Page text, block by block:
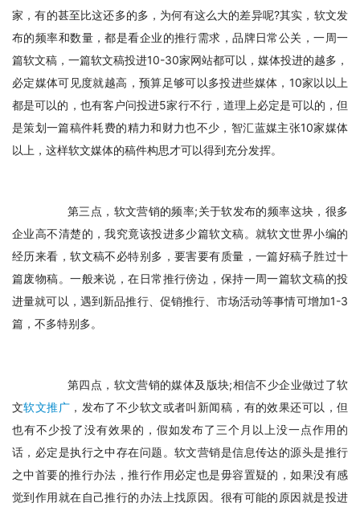
家，有的甚至比这还多的多，为何有这么大的差异呢?其实，软文发
布的频率和数量，都是看企业的推行需求，品牌日常公关，一周一
篇软文稿，一篇软文稿投进10-30家网站都可以，媒体投进的越多，
必定媒体可见度就越高，预算足够可以多投进些媒体，10家以以上
都是可以的，也有客户问投进5家行不行，道理上必定是可以的，但
是策划一篇稿件耗费的精力和财力也不少，智汇蓝媒主张10家媒体
以上，这样软文媒体的稿件构思才可以得到充分发挥。
第三点，软文营销的频率;关于软发布的频率这块，很多
企业高不清楚的，我究竟该投进多少篇软文稿。就软文世界小编的
经历来看，软文稿不必特别多，要害要有质量，一篇好稿子胜过十
篇废物稿。一般来说，在日常推行傍边，保持一周一篇软文稿的投
进量就可以，遇到新品推行、促销推行、市场活动等事情可增加1-3
篇，不多特别多。
第四点，软文营销的媒体及版块;相信不少企业做过了软
文软文推广 ，发布了不少软文或者叫新闻稿，有的效果还可以，但
也有不少投了没有效果的，假如发布了三个月以上没一点作用的
话，必定是执行之中存在问题。软文营销是信息传达的源头是推行
之中首要的推行办法，推行作用必定也是毋容置疑的，如果没有感
觉到作用就在自己推行的办法上找原因。很有可能的原因就是投进